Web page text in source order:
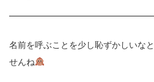
名前を呼ぶことを少し恥ずかしいな
せんね